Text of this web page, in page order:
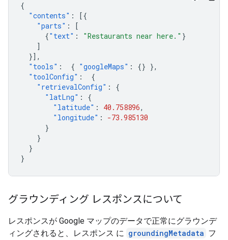
{
"contents" :
[{
"parts" :
[
{"text" : "Restaurants near here." }
]
}],
"tools" : { "googleMaps" : {} },
"toolConfig" :
{
"retrievalConfig" :
{
"latLng" :
{
"latitude" : 40.758896,
"longitude" :
-73.985130
}
}
}
}
グラウンディング レスポンスについて
レスポンスが Google マップのデータで正常にグラウンデ
ィングされると、レスポンス に groundingMetadata フ